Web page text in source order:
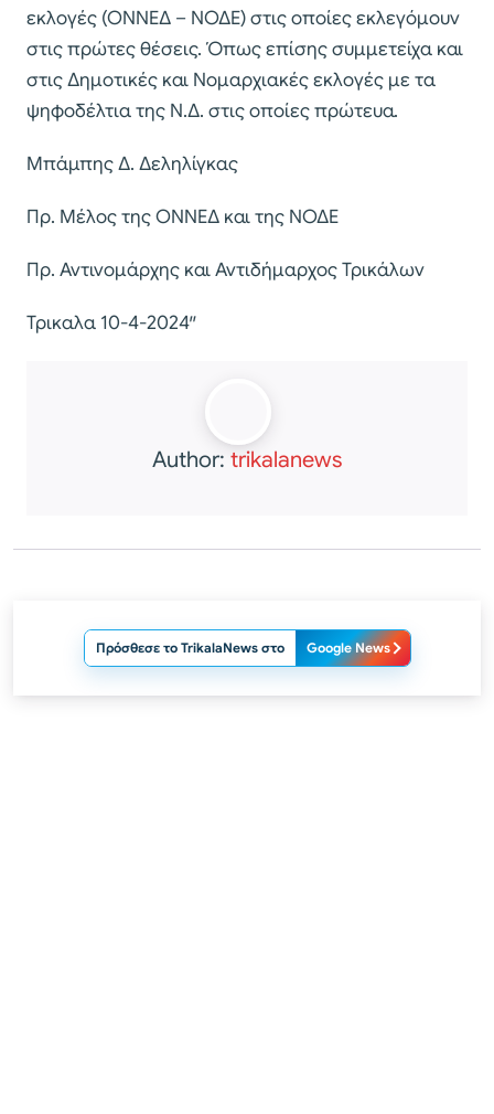
εκλογές (ΟΝΝΕΔ – ΝΟΔΕ) στις οποίες εκλεγόμουν
στις πρώτες θέσεις. Όπως επίσης συμμετείχα και
στις Δημοτικές και Νομαρχιακές εκλογές με τα
ψηφοδέλτια της Ν.Δ. στις οποίες πρώτευα.
Μπάμπης Δ. Δεληλίγκας
Πρ. Μέλος της ΟΝΝΕΔ και της ΝΟΔΕ
Πρ. Αντινομάρχης και Αντιδήμαρχος Τρικάλων
Τρικαλα 10-4-2024″
Author: trikalanews
Πρόσθεσε το TrikalaNews στο Google News